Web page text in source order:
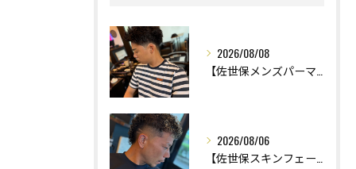
2026/08/08
2026/08/06